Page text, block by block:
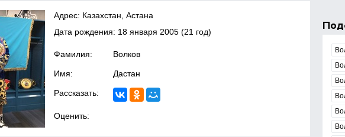
Адрес: Казахстан, Астана
Дата рождения: 18 января 2005 (21 год)
Фамилия: Волков
Имя: Дастан
Рассказать:
Оценить: